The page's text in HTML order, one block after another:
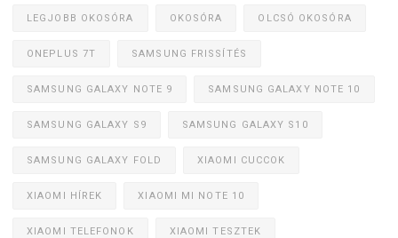
LEGJOBB OKOSÓRA OKOSÓRA OLCSÓ OKOSÓRA
ONEPLUS 7T SAMSUNG FRISSÍTÉS
SAMSUNG GALAXY NOTE 9 SAMSUNG GALAXY NOTE 10
SAMSUNG GALAXY S9 SAMSUNG GALAXY S10
SAMSUNG GALAXY FOLD XIAOMI CUCCOK
XIAOMI HÍREK XIAOMI MI NOTE 10
XIAOMI TELEFONOK XIAOMI TESZTEK